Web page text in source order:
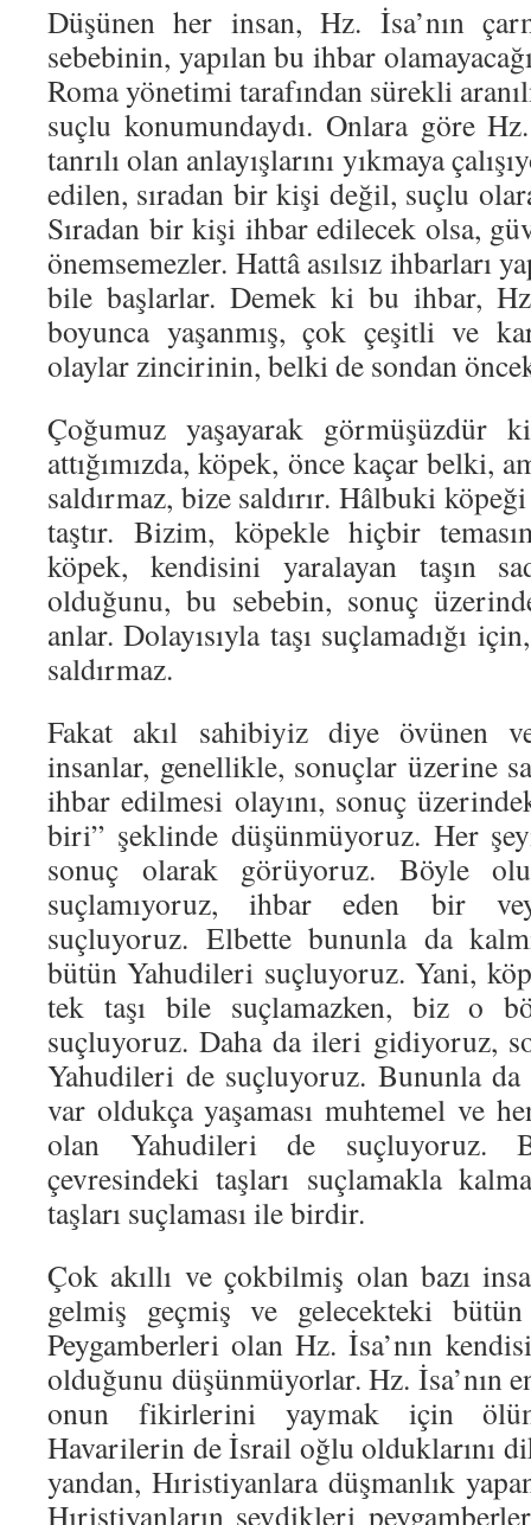
Düşünen her insan, Hz. İsa’nın
sebebinin, yapılan bu ihbar
Roma yönetimi tarafından sürekli
suçlu konumundaydı. Onlara göre
tanrılı olan anlayışlarını yıkmaya
edilen, sıradan bir kişi değil, suçlu
Sıradan bir kişi ihbar edilecek olsa,
önemsemezler. Hattâ asılsız ihbarları
bile başlarlar. Demek ki bu ihbar,
boyunca yaşanmış, çok çeşitli ve
olaylar zincirinin, belki de sondan
Çoğumuz yaşayarak
attığımızda, köpek, önce kaçar belki,
saldırmaz, bize saldırır. Hâlbuki köpeği
taştır. Bizim, köpekle hiçbir
köpek, kendisini yaralayan taşın
olduğunu, bu sebebin, sonuç
anlar. Dolayısıyla taşı suçlamadığı
saldırmaz.
Fakat akıl sahibiyiz diye övünen
insanlar, genellikle, sonuçlar üzerine
ihbar edilmesi olayını, sonuç
biri” şeklinde düşünmüyoruz. Her
sonuç olarak görüyoruz. Böyle
suçlamıyoruz, ihbar eden bir
suçluyoruz. Elbette bununla da
bütün Yahudileri suçluyoruz. Yani,
tek taşı bile suçlamazken, biz o
suçluyoruz. Daha da ileri gidiyoruz,
Yahudileri de suçluyoruz. Bununla da
var oldukça yaşaması muhtemel ve
olan Yahudileri de suçluyoruz.
çevresindeki taşları suçlamakla
taşları suçlaması ile birdir.
Çok akıllı ve çokbilmiş olan bazı
gelmiş geçmiş ve gelecekteki
Peygamberleri olan Hz. İsa’nın
olduğunu düşünmüyorlar. Hz. İsa’nın
onun fikirlerini yaymak için
Havarilerin de İsrail oğlu olduklarını
yandan, Hıristiyanlara düşmanlık
Hıristiyanların sevdikleri